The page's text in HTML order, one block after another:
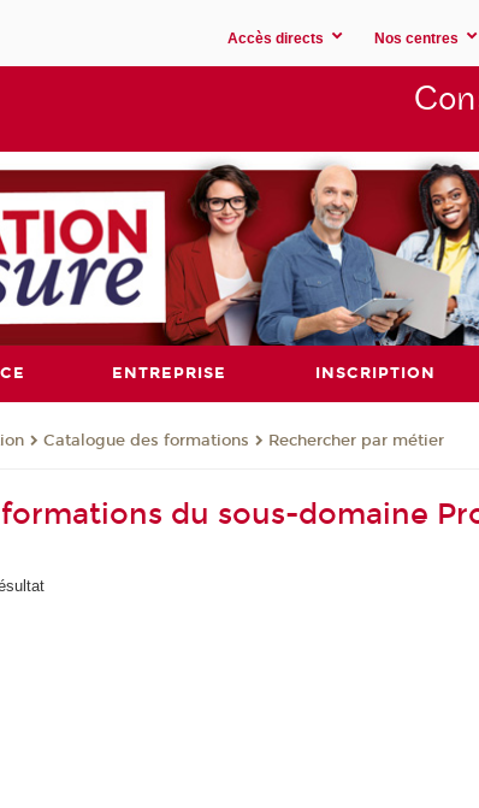
Accès directs Nos centres
ENTREPRISE INSCRIPTION
Catalogue des formations Rechercher par métier
formations du sous-domaine